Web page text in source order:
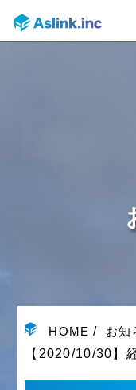
HOME お知
【2020/10/30】